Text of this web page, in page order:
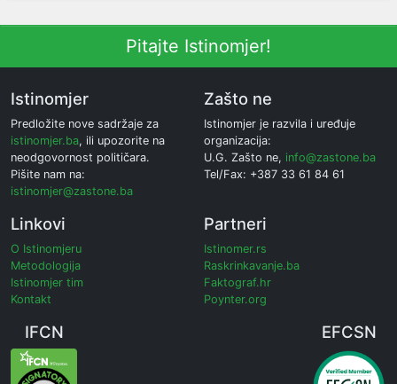
Pitajte Istinomjer!
Istinomjer
Predložite nove sadržaje za
istinomjer.ba, ili upozorite na
neodgovornost političara.
Pišite nam na:
istinomjer@zastone.ba
Zašto ne
Istinomjer je razvila i uređuje
organizacija:
U.G. Zašto ne, info@zastone.ba
Tel/Fax: +387 33 61 84 61
Linkovi
O Istinomjeru
Metodologija
Istinomjer tim
Kontakt
Partneri
Istinomer.rs
Raskrinkavanje.ba
Faktograf.hr
Poynter.org
IFCN EFCSN